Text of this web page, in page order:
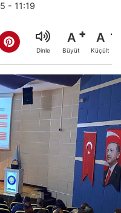
- 11:19
Dinle
A
Büyüt
A
Küçült